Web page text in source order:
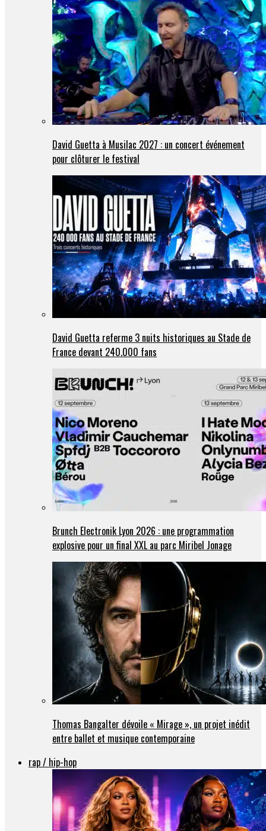
David Guetta à Musilac 2027 : un concert événement
pour clôturer le festival
David Guetta referme 3 nuits historiques au Stade de
France devant 240.000 fans
Brunch Electronik Lyon 2026 : une programmation
explosive pour un final XXL au parc Miribel Jonage
Thomas Bangalter dévoile « Mirage », un projet inédit
entre ballet et musique contemporaine
rap / hip-hop